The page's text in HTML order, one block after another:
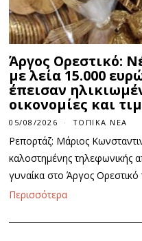
Άργος Ορεστικό:
με λεία 15.000
έπεισαν
οικονομίες και
05/08/2026
/
8
/
0
ΤΟΠΙΚΆ ΝΈΑ
Ρεπορτάζ: Μάριος
καλοστημένης τηλεφωνικής
γυναίκα στο Άργος Ορεστικό
Περισσότερα